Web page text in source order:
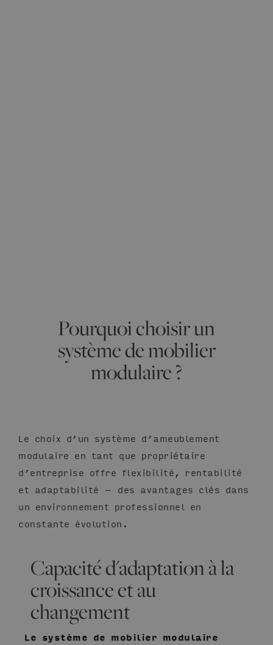
Pourquoi choisir un
système de mobilier
modulaire ?
Le choix d’un système d’ameublement
modulaire en tant que propriétaire
d’entreprise offre flexibilité, rentabilité
et adaptabilité – des avantages clés dans
un environnement professionnel en
constante évolution.
Capacité d'adaptation à la
croissance et au
changement
Le système de mobilier modulaire